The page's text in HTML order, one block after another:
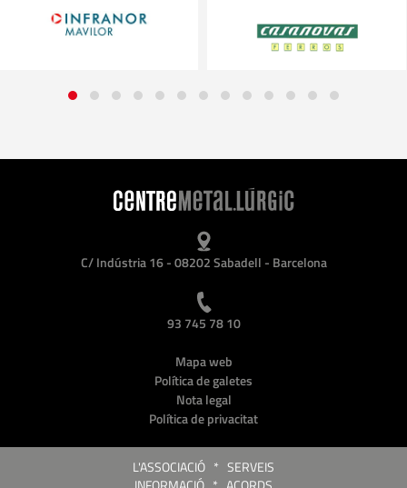
C/ Indústria 16 - 08202 Sabadell - Barcelona
93 745 78 10
Mapa web
Política de galetes
Nota legal
Política de privacitat
L'ASSOCIACIÓ * SERVEIS